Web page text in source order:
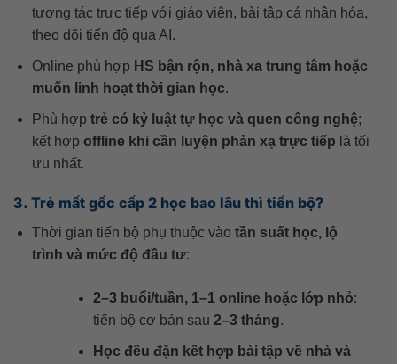
tương tác trực tiếp với giáo viên, bài tập cá nhân hóa,
theo dõi tiến độ qua AI.
Online phù hợp HS bận rộn, nhà xa trung tâm hoặc
muốn linh hoạt thời gian học.
Phù hợp trẻ có kỷ luật tự học và quen công nghệ;
kết hợp offline khi cần luyện phản xạ trực tiếp là tối
ưu nhất.
3. Trẻ mất gốc cấp 2 học bao lâu thì tiến bộ?
Thời gian tiến bộ phụ thuộc vào tần suất học, lộ
trình và mức độ đầu tư:
2–3 buổi/tuần, 1–1 online hoặc lớp nhỏ:
tiến bộ cơ bản sau 2–3 tháng.
Học đều đặn kết hợp bài tập về nhà và